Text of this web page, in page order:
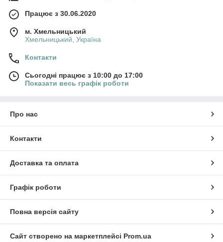
Працює з 30.06.2020
м. Хмельницький
Хмельницький, Україна
Контакти
Сьогодні працює з 10:00 до 17:00
Показати весь графік роботи
Про нас
Контакти
Доставка та оплата
Графік роботи
Повна версія сайту
Сайт створено на маркетплейсі Prom.ua